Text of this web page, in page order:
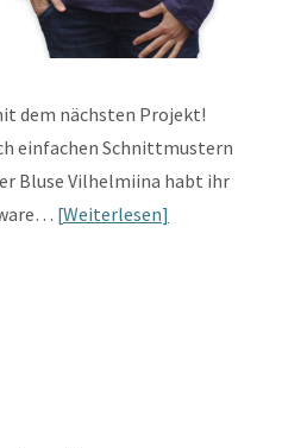
dem nächsten Projekt!
einfachen Schnittmustern
Bluse Vilhelmiina habt ihr
Weiterlesen